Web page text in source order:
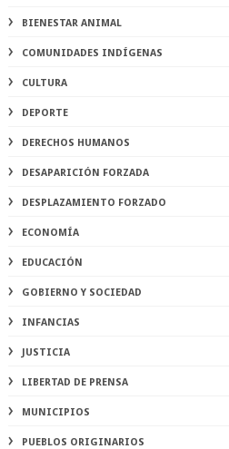
BIENESTAR ANIMAL
COMUNIDADES INDÍGENAS
CULTURA
DEPORTE
DERECHOS HUMANOS
DESAPARICIÓN FORZADA
DESPLAZAMIENTO FORZADO
ECONOMÍA
EDUCACIÓN
GOBIERNO Y SOCIEDAD
INFANCIAS
JUSTICIA
LIBERTAD DE PRENSA
MUNICIPIOS
PUEBLOS ORIGINARIOS